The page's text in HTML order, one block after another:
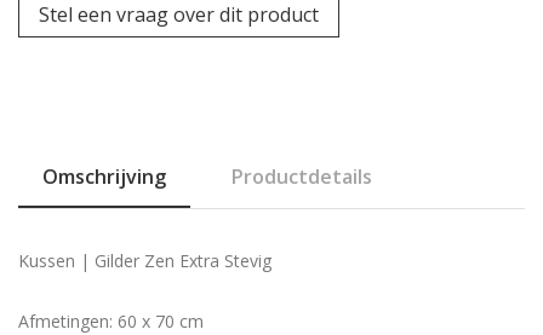
Stel een vraag over dit product
Omschrijving Productdetails
Kussen | Gilder Zen Extra Stevig
Afmetingen: 60 x 70 cm